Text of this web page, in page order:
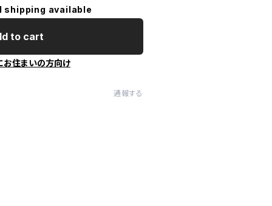
shipping available
to cart
お住まいの方向け
通報する